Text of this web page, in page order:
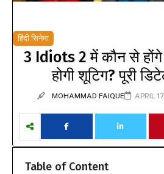
हिंदी सिनेमा
3 Idiots 2 में कौन से
होगी शूटिग? पूरी
MOHAMMAD FAIQUE APRIL
Table of Content